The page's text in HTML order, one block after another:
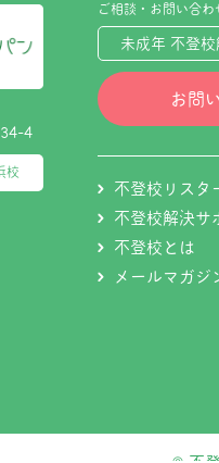
4
校
ご相談・お問い合
未成年 不登
お問
不登校リスタ
不登校解決サ
不登校とは
メールマガジ